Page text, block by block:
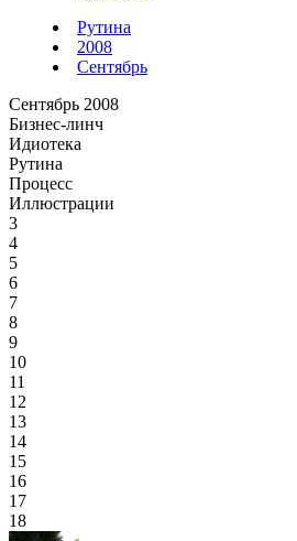
Рутина
2008
Сентябрь
Сентябрь 2008
Бизнес-линч
Идиотека
Рутина
Процесс
Иллюстрации
3
4
5
6
7
8
9
10
11
12
13
14
15
16
17
18